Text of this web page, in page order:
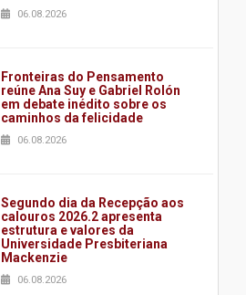
06.08.2026
Fronteiras do Pensamento
reúne Ana Suy e Gabriel Rolón
em debate inédito sobre os
caminhos da felicidade
06.08.2026
Segundo dia da Recepção aos
calouros 2026.2 apresenta
estrutura e valores da
Universidade Presbiteriana
Mackenzie
06.08.2026